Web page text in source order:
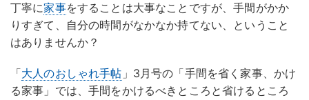
丁寧に家事をすることは大事なことですが、手間がかか
りすぎて、自分の時間がなかなか持てない、ということ
はありませんか？
「大人のおしゃれ手帖 」3月号の「手間を省く家事、かけ
る家事」では、手間をかけるべきところと省けるところ